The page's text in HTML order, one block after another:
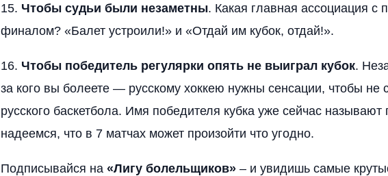
15. Чтобы судьи были незаметны. Какая главная ассоциация с
финалом? «Балет устроили!» и «Отдай им кубок, отдай!».
16. Чтобы победитель регулярки опять не выиграл кубок.
за кого вы болеете — русскому хоккею нужны сенсации, чтобы не
русского баскетбола. Имя победителя кубка уже сейчас
надеемся, что в 7 матчах может произойти что угодно.
Подписывайся на «Лигу болельщиков» – и увидишь самые